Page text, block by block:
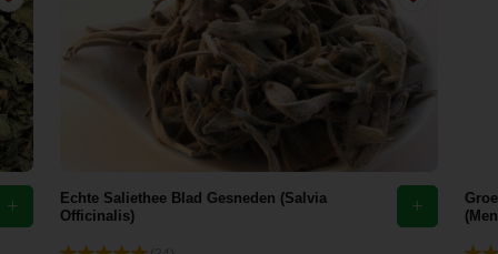
Echte Saliethee Blad Gesneden (Salvia
Officinalis)